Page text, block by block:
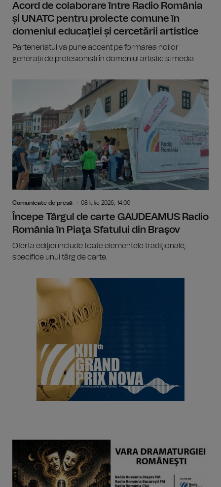
Acord de colaborare între Radio România
și UNATC pentru proiecte comune în
domeniul educației și cercetării artistice
Parteneriatul va pune accent pe formarea noilor
generații de profesioniști în domeniul artistic și media.
Comunicate de presă 08 Iulie 2026, 14:00
Începe Târgul de carte GAUDEAMUS Radio
România în Piaţa Sfatului din Braşov
Oferta ediţiei include toate elementele tradiţionale,
specifice unui târg de carte.